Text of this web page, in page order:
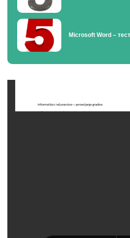
Microsoft Word – тест